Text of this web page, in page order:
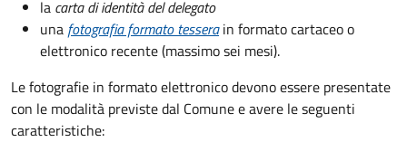
la carta di identità del delegato
una fotografia formato tessera in formato cartaceo o
elettronico recente (massimo sei mesi).
Le fotografie in formato elettronico devono essere presentate
con le modalità previste dal Comune e avere le seguenti
caratteristiche: